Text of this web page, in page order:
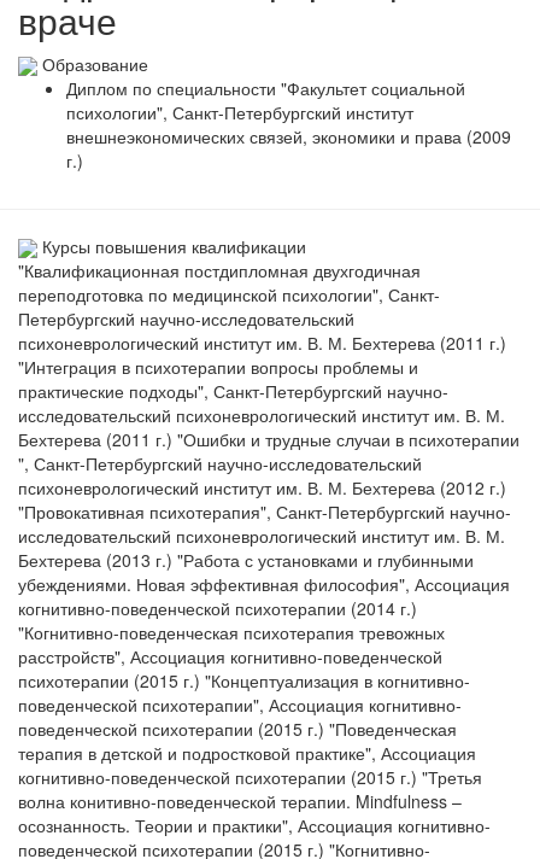
враче
Образование
Диплом по специальности "Факультет социальной
психологии", Санкт-Петербургский институт
внешнеэкономических связей, экономики и права (2009
г.)
Курсы повышения квалификации
"Квалификационная постдипломная двухгодичная
переподготовка по медицинской психологии", Санкт-
Петербургский научно-исследовательский
психоневрологический институт им. В. М. Бехтерева (2011 г.)
"Интеграция в психотерапии вопросы проблемы и
практические подходы", Санкт-Петербургский научно-
исследовательский психоневрологический институт им. В. М.
Бехтерева (2011 г.) "Ошибки и трудные случаи в психотерапии
", Санкт-Петербургский научно-исследовательский
психоневрологический институт им. В. М. Бехтерева (2012 г.)
"Провокативная психотерапия", Санкт-Петербургский научно-
исследовательский психоневрологический институт им. В. М.
Бехтерева (2013 г.) "Работа с установками и глубинными
убеждениями. Новая эффективная философия", Ассоциация
когнитивно-поведенческой психотерапии (2014 г.)
"Когнитивно-поведенческая психотерапия тревожных
расстройств", Ассоциация когнитивно-поведенческой
психотерапии (2015 г.) "Концептуализация в когнитивно-
поведенческой психотерапии", Ассоциация когнитивно-
поведенческой психотерапии (2015 г.) "Поведенческая
терапия в детской и подростковой практике", Ассоциация
когнитивно-поведенческой психотерапии (2015 г.) "Третья
волна конитивно-поведенческой терапии. Mindfulness –
осознанность. Теории и практики", Ассоциация когнитивно-
поведенческой психотерапии (2015 г.) "Когнитивно-